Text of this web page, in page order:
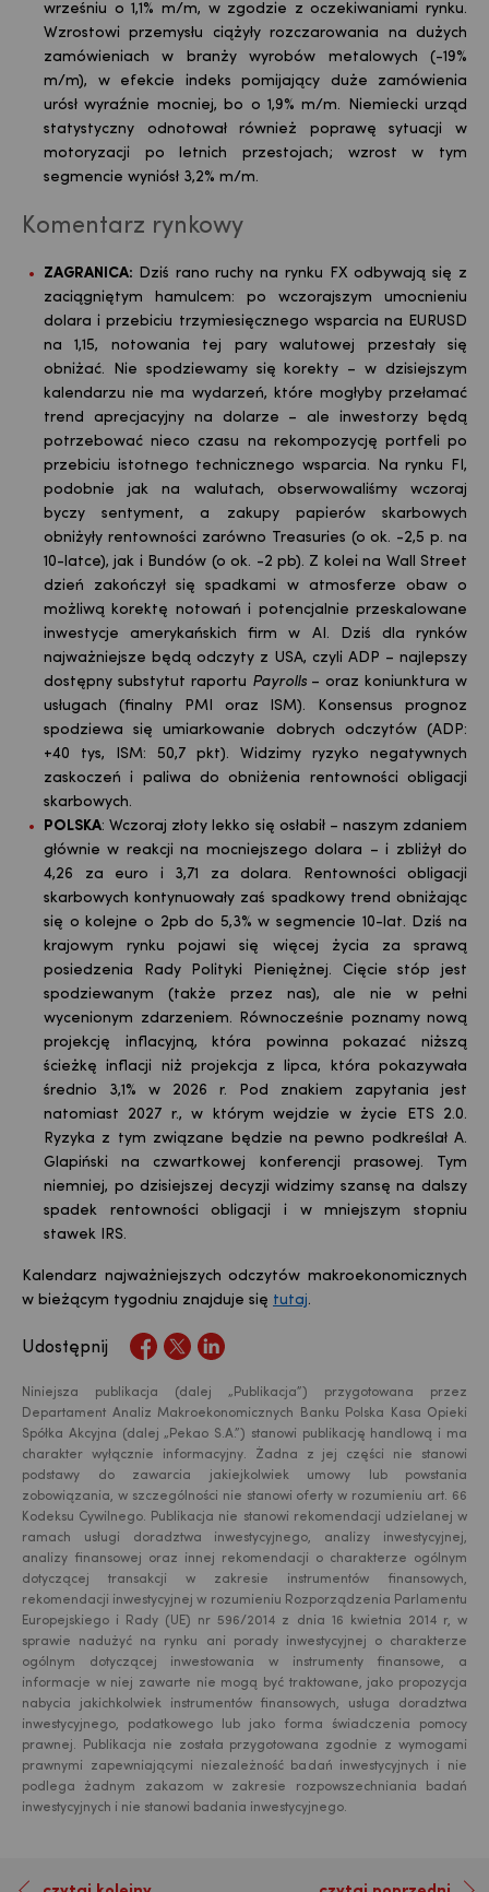
wrześniu o 1,1% m/m, w zgodzie z oczekiwaniami rynku.
Wzrostowi przemysłu ciążyły rozczarowania na dużych
zamówieniach w branży wyrobów metalowych (-19%
m/m), w efekcie indeks pomijający duże zamówienia
urósł wyraźnie mocniej, bo o 1,9% m/m. Niemiecki urząd
statystyczny odnotował również poprawę sytuacji w
motoryzacji po letnich przestojach; wzrost w tym
segmencie wyniósł 3,2% m/m.
Komentarz rynkowy
ZAGRANICA: Dziś rano ruchy na rynku FX odbywają się z
zaciągniętym hamulcem: po wczorajszym umocnieniu
dolara i przebiciu trzymiesięcznego wsparcia na EURUSD
na 1,15, notowania tej pary walutowej przestały się
obniżać. Nie spodziewamy się korekty – w dzisiejszym
kalendarzu nie ma wydarzeń, które mogłyby przełamać
trend aprecjacyjny na dolarze – ale inwestorzy będą
potrzebować nieco czasu na rekompozycję portfeli po
przebiciu istotnego technicznego wsparcia. Na rynku FI,
podobnie jak na walutach, obserwowaliśmy wczoraj
byczy sentyment, a zakupy papierów skarbowych
obniżyły rentowności zarówno Treasuries (o ok. -2,5 p. na
10-latce), jak i Bundów (o ok. -2 pb). Z kolei na Wall Street
dzień zakończył się spadkami w atmosferze obaw o
możliwą korektę notowań i potencjalnie przeskalowane
inwestycje amerykańskich firm w AI. Dziś dla rynków
najważniejsze będą odczyty z USA, czyli ADP – najlepszy
dostępny substytut raportu Payrolls – oraz koniunktura w
usługach (finalny PMI oraz ISM). Konsensus prognoz
spodziewa się umiarkowanie dobrych odczytów (ADP:
+40 tys, ISM: 50,7 pkt). Widzimy ryzyko negatywnych
zaskoczeń i paliwa do obniżenia rentowności obligacji
skarbowych.
POLSKA:Wczoraj złoty lekko się osłabił – naszym zdaniem
głównie w reakcji na mocniejszego dolara – i zbliżył do
4,26 za euro i 3,71 za dolara. Rentowności obligacji
skarbowych kontynuowały zaś spadkowy trend obniżając
się o kolejne o 2pb do 5,3% w segmencie 10-lat. Dziś na
krajowym rynku pojawi się więcej życia za sprawą
posiedzenia Rady Polityki Pieniężnej. Cięcie stóp jest
spodziewanym (także przez nas), ale nie w pełni
wycenionym zdarzeniem. Równocześnie poznamy nową
projekcję inflacyjną, która powinna pokazać niższą
ścieżkę inflacji niż projekcja z lipca, która pokazywała
średnio 3,1% w 2026 r. Pod znakiem zapytania jest
natomiast 2027 r., w którym wejdzie w życie ETS 2.0.
Ryzyka z tym związane będzie na pewno podkreślał A.
Glapiński na czwartkowej konferencji prasowej. Tym
niemniej, po dzisiejszej decyzji widzimy szansę na dalszy
spadek rentowności obligacji i w mniejszym stopniu
stawek IRS.
Kalendarz najważniejszych odczytów makroekonomicznych
w bieżącym tygodniu znajduje się tutaj.
Udostępnij
Niniejsza publikacja (dalej „Publikacja”) przygotowana przez
Departament Analiz Makroekonomicznych Banku Polska Kasa Opieki
Spółka Akcyjna (dalej „Pekao S.A.”) stanowi publikację handlową i ma
charakter wyłącznie informacyjny. Żadna z jej części nie stanowi
podstawy do zawarcia jakiejkolwiek umowy lub powstania
zobowiązania, w szczególności nie stanowi oferty w rozumieniu art. 66
Kodeksu Cywilnego. Publikacja nie stanowi rekomendacji udzielanej w
ramach usługi doradztwa inwestycyjnego, analizy inwestycyjnej,
analizy finansowej oraz innej rekomendacji o charakterze ogólnym
dotyczącej transakcji w zakresie instrumentów finansowych,
rekomendacji inwestycyjnej w rozumieniu Rozporządzenia Parlamentu
Europejskiego i Rady (UE) nr 596/2014 z dnia 16 kwietnia 2014 r, w
sprawie nadużyć na rynku ani porady inwestycyjnej o charakterze
ogólnym dotyczącej inwestowania w instrumenty finansowe, a
informacje w niej zawarte nie mogą być traktowane, jako propozycja
nabycia jakichkolwiek instrumentów finansowych, usługa doradztwa
inwestycyjnego, podatkowego lub jako forma świadczenia pomocy
prawnej. Publikacja nie została przygotowana zgodnie z wymogami
prawnymi zapewniającymi niezależność badań inwestycyjnych i nie
podlega żadnym zakazom w zakresie rozpowszechniania badań
inwestycyjnych i nie stanowi badania inwestycyjnego.
USD
EUR